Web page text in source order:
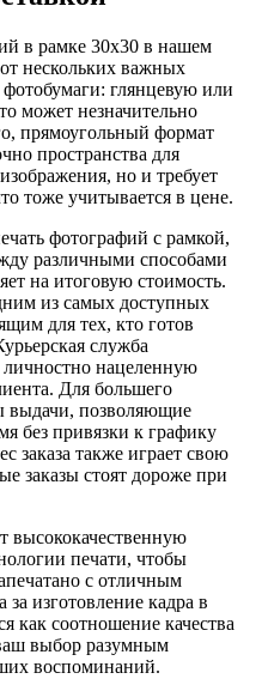
в рамке 30х30 в нашем
нескольких важных
глянцевую или
может незначительно
прямоугольный формат
пространства для
но и требует
тоже учитывается в цене.
фотографий с рамкой,
различными способами
на итоговую стоимость.
из самых доступных
для тех, кто готов
служба
личностно нацеленную
Для большего
выдачи, позволяющие
без привязки к графику
заказа также играет свою
заказы стоят дороже при
высококачественную
печати, чтобы
с отличным
изготовление кадра в
как соотношение качества
выбор разумным
воспоминаний.